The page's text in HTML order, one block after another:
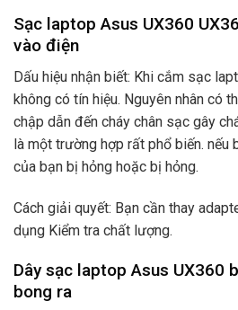
Sạc laptop Asus UX360
vào điện
Dấu hiệu nhận biết: Khi cắm sạc
không có tín hiệu. Nguyên nhân có
chập dẫn đến cháy chân sạc gây
là một trường hợp rất phổ biến. nếu
của bạn bị hỏng hoặc bị hỏng.
Cách giải quyết: Bạn cần thay
dụng Kiểm tra chất lượng.
Dây sạc laptop Asus UX360
bong ra